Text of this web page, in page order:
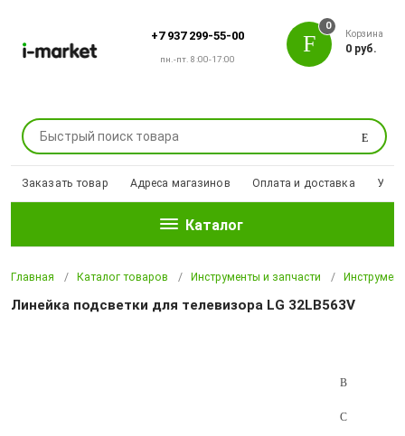
+7 937 299-55-00
пн.-пт. 8:00-17:00
Поиск
0
Корзина
0 руб.
Заказать товар Адреса магазинов Оплата и доставка
Каталог
Главная Каталог товаров Инструменты и запчасти
Линейка подсветки для телевизора LG 32LB563V